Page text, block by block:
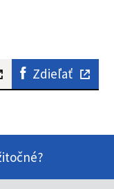
Zdieľať